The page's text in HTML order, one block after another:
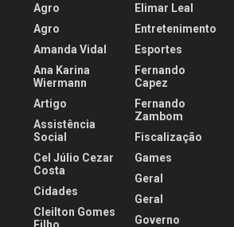
Agro
Agro
Amanda Vidal
Ana Karina
Wiermann
Artigo
Assistência
Social
Cel Júlio Cezar
Costa
Cidades
Cleilton Gomes
Elimar Leal
Entretenimento
Esportes
Fernando
Capez
Fernando
Zambom
Fiscalização
Games
Geral
Geral
Governo